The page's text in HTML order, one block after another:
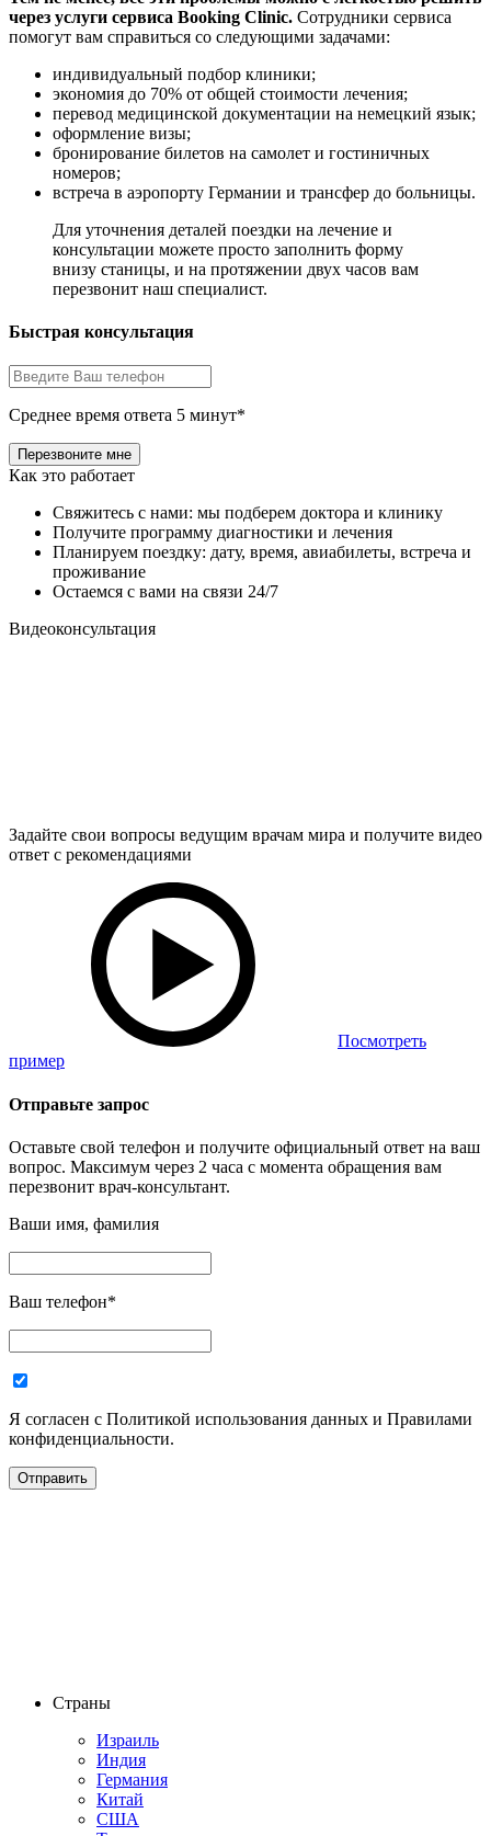
через услуги сервиса Booking Clinic. Сотрудники сервиса
помогут вам справиться со следующими задачами:
индивидуальный подбор клиники;
экономия до 70% от общей стоимости лечения;
перевод медицинской документации на немецкий язык;
оформление визы;
бронирование билетов на самолет и гостиничных
номеров;
встреча в аэропорту Германии и трансфер до больницы.
Для уточнения деталей поездки на лечение и
консультации можете просто заполнить форму
внизу станицы, и на протяжении двух часов вам
перезвонит наш специалист.
Быстрая консультация
Среднее время ответа 5 минут*
Как это работает
Свяжитесь с нами: мы подберем доктора и клинику
Получите программу диагностики и лечения
Планируем поездку: дату, время, авиабилеты, встреча и
проживание
Остаемся с вами на связи 24/7
Видеоконсультация
Задайте свои вопросы ведущим врачам мира и получите видео
ответ с рекомендациями
Посмотреть
пример
Отправьте запрос
Оставьте свой телефон и получите официальный ответ на ваш
вопрос. Максимум через 2 часа с момента обращения вам
перезвонит врач-консультант.
Ваши имя, фамилия
Ваш телефон*
Я согласен с Политикой использования данных и Правилами
конфиденциальности.
Страны
Израиль
Индия
Германия
Китай
США